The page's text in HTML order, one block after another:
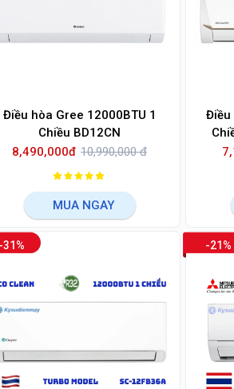
Điều hòa Gree 12000BTU 1
Chiều BD12CN
8,490,000đ 10,990,000 đ
MUA NGAY
Điều
-31% -21%